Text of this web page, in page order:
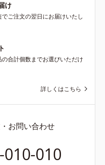
け
ご注文の翌日にお届けいたし
合計個数までお選びいただけ
詳しくはこちら
お問い合わせ
010-010